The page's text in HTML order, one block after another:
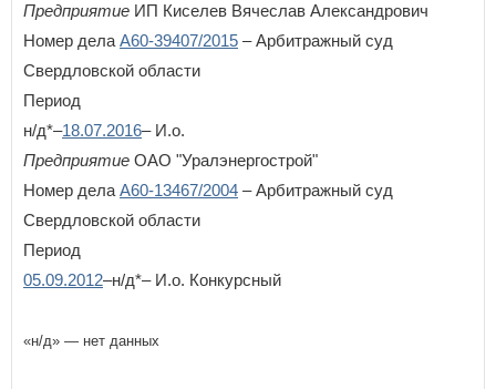
Предприятие ИП Киселев Вячеслав Александрович
Номер дела А60-39407/2015 – Арбитражный суд
Свердловской области
Период
н/д*–18.07.2016– И.о.
Предприятие ОАО "Уралэнергострой"
Номер дела А60-13467/2004 – Арбитражный суд
Свердловской области
Период
05.09.2012–н/д*– И.о. Конкурсный
«н/д» — нет данных